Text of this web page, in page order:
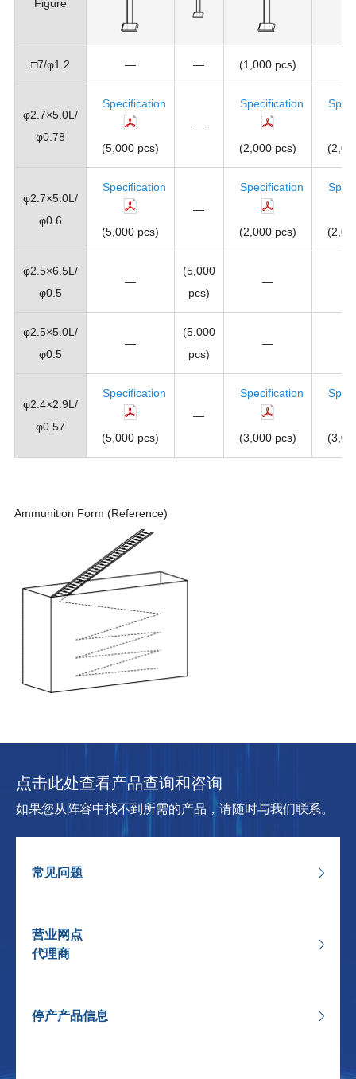
Figure
□7/φ1.2 ― ― (1,000 pcs)
φ2.7×5.0L/
φ0.78
Specification
(5,000 pcs)
―
Specification
(2,000 pcs)
φ2.7×5.0L/
φ0.6
Specification
(5,000 pcs)
―
Specification
(2,000 pcs)
φ2.5×6.5L/
φ0.5
―
(5,000
pcs)
―
φ2.5×5.0L/
φ0.5
―
(5,000
pcs)
―
φ2.4×2.9L/
φ0.57
Specification
(5,000 pcs)
―
Specification
(3,000 pcs)
Ammunition Form (Reference)
点击此处查看产品查询和咨询
如果您从阵容中找不到所需的产品，请随时与我们联系。
常见问题
营业网点
代理商
停产产品信息